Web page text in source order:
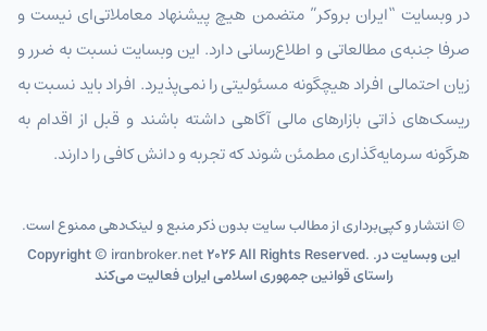
در وبسایت “ایران بروکر” متضمن هیچ پیشنهاد معاملاتی‌ای نیست و
صرفا جنبه‌ی مطالعاتی و اطلاع‌رسانی دارد. این وبسایت نسبت به ضرر و
زیان احتمالی افراد هیچگونه مسئولیتی را نمی‌پذیرد. افراد باید نسبت به
ریسک‌های ذاتی بازارهای مالی آگاهی داشته باشند و قبل از اقدام به
هرگونه سرمایه‌گذاری مطمئن شوند که تجربه و دانش کافی را دارند.
© انتشار و کپی‌برداری از مطالب سایت بدون ذکر منبع و لینک‌دهی ممنوع است.
Copyright © iranbroker.net2026 All Rights Reserved. .این وبسایت در
راستای قوانین جمهوری اسلامی ایران فعالیت می‌کند